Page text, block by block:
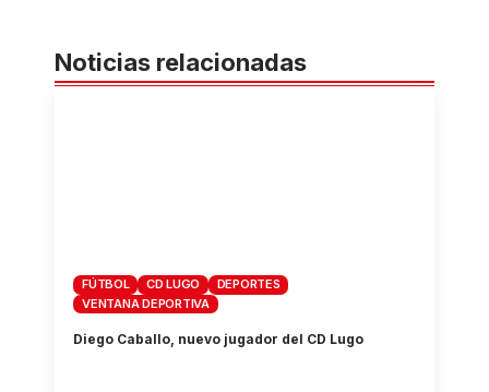
Noticias relacionadas
FÚTBOL CD LUGO
DEPORTES
VENTANA DEPORTIVA
Diego Caballo, nuevo jugador del CD Lugo